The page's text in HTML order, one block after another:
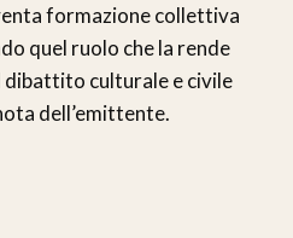
formazione collettiva
quel ruolo che la rende
culturale e civile
dell’emittente.